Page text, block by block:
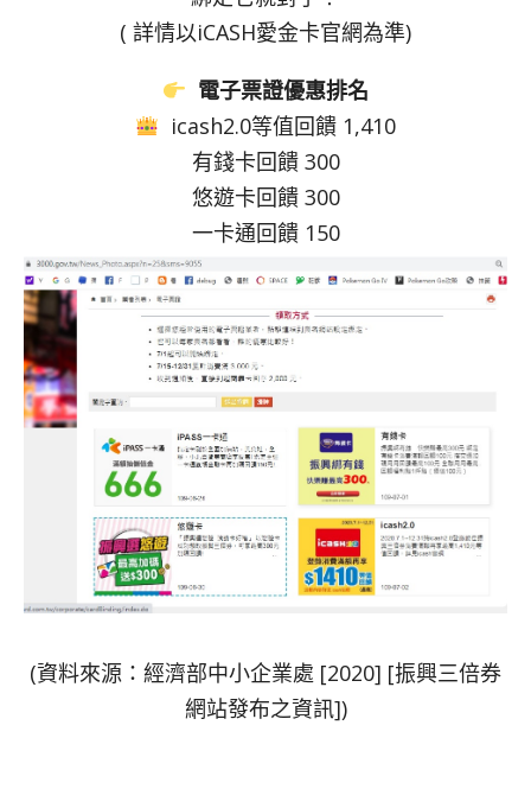
( 詳情以iCASH愛金卡官網為準)
電子票證優惠排名
icash2.0等值回饋 1,410
有錢卡回饋 300
悠遊卡回饋 300
一卡通回饋 150
(資料來源：經濟部中小企業處 [2020] [振興三倍券
網站發布之資訊])